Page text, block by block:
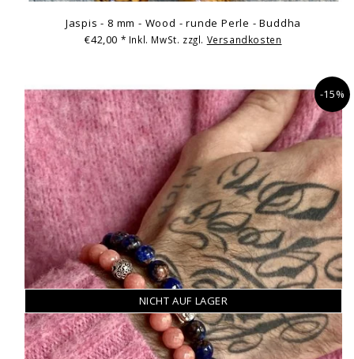
Jaspis - 8 mm - Wood - runde Perle - Buddha
€42,00 * Inkl. MwSt. zzgl. Versandkosten
NICHT AUF LAGER
-15%